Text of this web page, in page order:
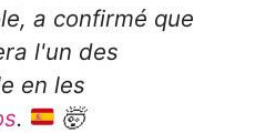
a confirmé que
l'un des
en les
.
🤯